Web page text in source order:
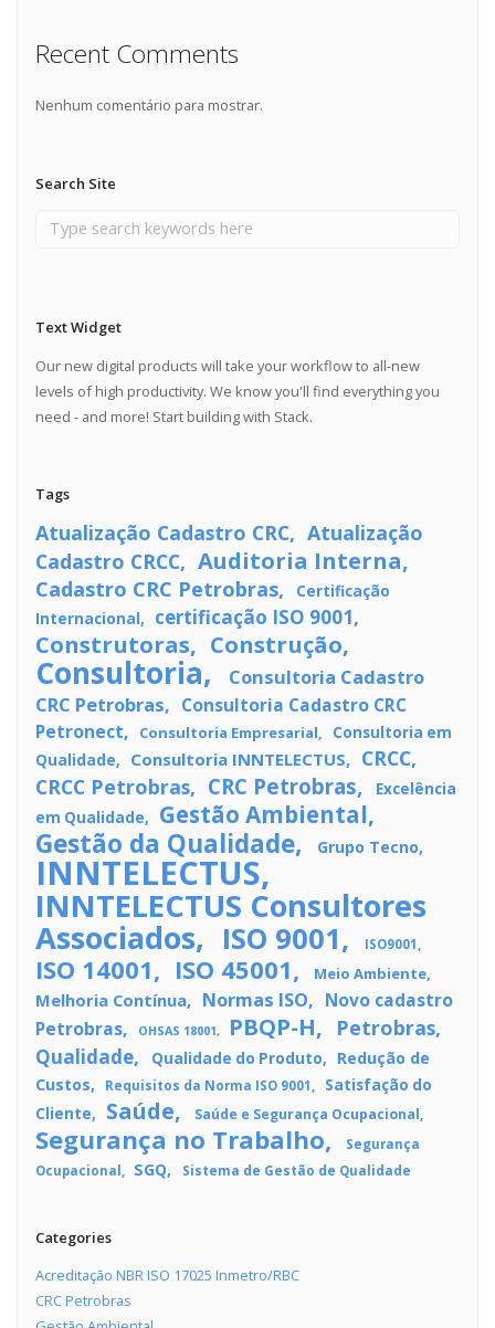
Recent Comments
Nenhum comentário para mostrar.
Search Site
Text Widget
Our new digital products will take your workflow to all-new
levels of high productivity. We know you'll find everything you
need - and more! Start building with Stack.
Tags
Atualização Cadastro CRC
Atualização
Cadastro CRCC
Auditoria Interna
Cadastro CRC Petrobras
Certificação
Internacional
certificação ISO 9001
Construtoras Construção
Consultoria
Consultoria Cadastro
CRC Petrobras
Consultoria Cadastro CRC
Petronect
Consultoria Empresarial
Consultoria em
Qualidade
Consultoria INNTELECTUS
CRCC
CRCC Petrobras
CRC Petrobras
Excelência
em Qualidade
Gestão Ambiental
Gestão da Qualidade Grupo Tecno
INNTELECTUS
INNTELECTUS Consultores
Associados ISO 9001 ISO9001
ISO 14001 ISO 45001 Meio Ambiente
Melhoria Contínua Normas ISO
Novo cadastro
Petrobras
OHSAS 18001 PBQP-H Petrobras
Qualidade Qualidade do Produto
Redução de
Custos
Requisitos da Norma ISO 9001
Satisfação do
Cliente
Saúde Saúde e Segurança Ocupacional
Segurança no Trabalho
Segurança
Ocupacional
SGQ Sistema de Gestão de Qualidade
Categories
Acreditação NBR ISO 17025 Inmetro/RBC
CRC Petrobras